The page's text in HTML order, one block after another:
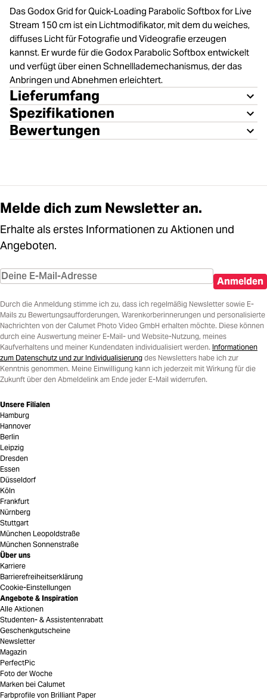
Das Godox Grid for Quick-Loading Parabolic Softbox for Live
Stream 150 cm ist ein Lichtmodifikator, mit dem du weiches,
diffuses Licht für Fotografie und Videografie erzeugen
kannst. Er wurde für die Godox Parabolic Softbox entwickelt
und verfügt über einen Schnelllademechanismus, der das
Anbringen und Abnehmen erleichtert.
Lieferumfang
Spezifikationen
Bewertungen
Melde dich zum Newsletter an.
Erhalte als erstes Informationen zu Aktionen und
Angeboten.
Anmelden
Durch die Anmeldung stimme ich zu, dass ich regelmäßig Newsletter sowie E-
Mails zu Bewertungsaufforderungen, Warenkorberinnerungen und personalisierte
Nachrichten von der Calumet Photo Video GmbH erhalten möchte. Diese können
durch eine Auswertung meiner E-Mail- und Website-Nutzung, meines
Kaufverhaltens und meiner Kundendaten individualisiert werden. Informationen
zum Datenschutz und zur Individualisierung des Newsletters habe ich zur
Kenntnis genommen. Meine Einwilligung kann ich jederzeit mit Wirkung für die
Zukunft über den Abmeldelink am Ende jeder E-Mail widerrufen.
Unsere Filialen
Hamburg
Hannover
Berlin
Leipzig
Dresden
Essen
Düsseldorf
Köln
Frankfurt
Nürnberg
Stuttgart
München Leopoldstraße
München Sonnenstraße
Über uns
Karriere
Barrierefreiheitserklärung
Cookie-Einstellungen
Angebote & Inspiration
Alle Aktionen
Studenten- & Assistentenrabatt
Geschenkgutscheine
Newsletter
Magazin
PerfectPic
Foto der Woche
Marken bei Calumet
Farbprofile von Brilliant Paper